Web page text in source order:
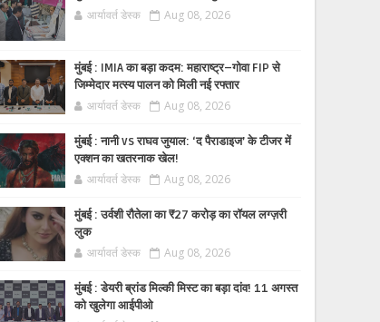
आर्यावर्त डेस्क Aug 08, 2026
मुंबई : IMIA का बड़ा कदम: महाराष्ट्र–गोवा FIP से
जिम्मेदार मत्स्य पालन को मिली नई रफ्तार
आर्यावर्त डेस्क Aug 08, 2026
मुंबई : नानी vs राघव जुयाल: ‘द पैराडाइज’ के टीजर में
एक्शन का खतरनाक खेल!
आर्यावर्त डेस्क Aug 08, 2026
मुंबई : उर्वशी रौतेला का ₹27 करोड़ का रॉयल लग्ज़री
लुक
आर्यावर्त डेस्क Aug 08, 2026
मुंबई : डेयरी ब्रांड मिल्की मिस्ट का बड़ा दांव! 11 अगस्त
को खुलेगा आईपीओ